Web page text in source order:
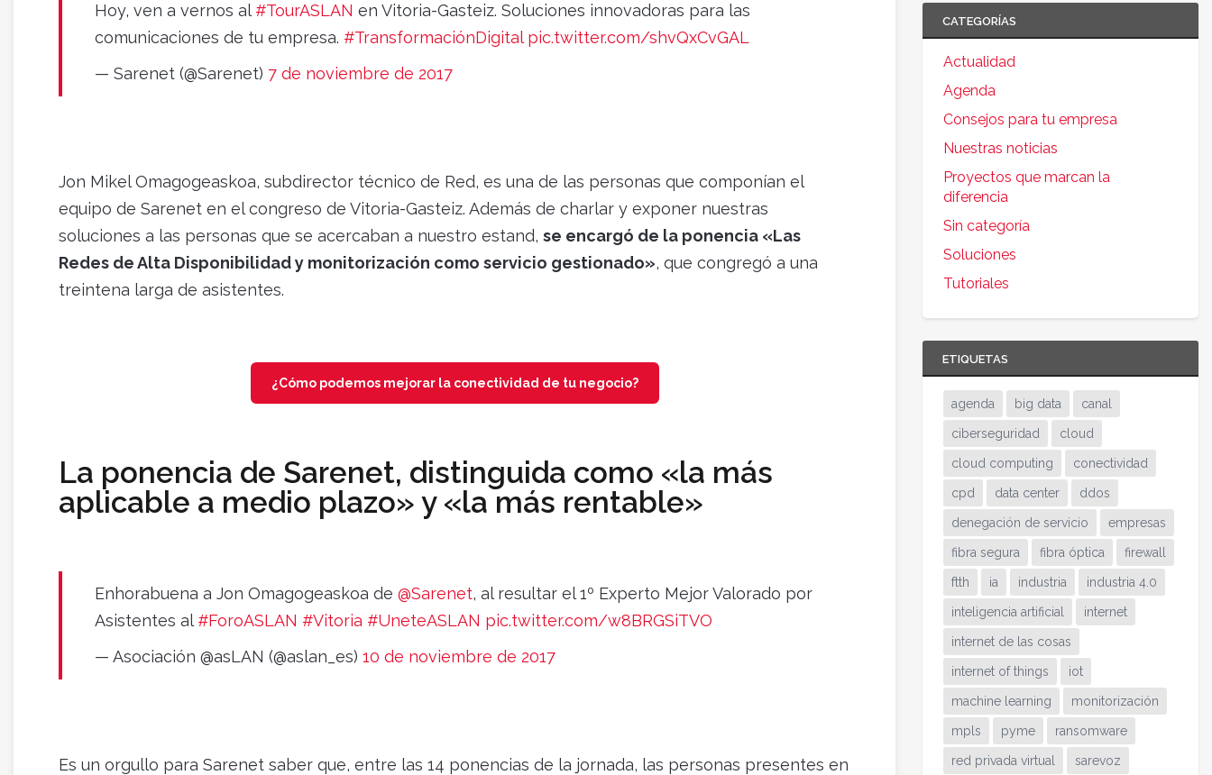
Hoy, ven a vernos al #TourASLAN en Vitoria-Gasteiz. Soluciones innovadoras para las
comunicaciones de tu empresa. #TransformaciónDigital pic.twitter.com/shvQxCvGAL
— Sarenet (@Sarenet) 7 de noviembre de 2017
Jon Mikel Omagogeaskoa, subdirector técnico de Red, es una de las personas que componían el
equipo de Sarenet en el congreso de Vitoria-Gasteiz. Además de charlar y exponer nuestras
soluciones a las personas que se acercaban a nuestro estand, se encargó de la ponencia «Las
Redes de Alta Disponibilidad y monitorización como servicio gestionado», que congregó a una
treintena larga de asistentes.
¿Cómo podemos mejorar la conectividad de tu negocio?
La ponencia de Sarenet, distinguida como «la más
aplicable a medio plazo» y «la más rentable»
Enhorabuena a Jon Omagogeaskoa de @Sarenet, al resultar el 1º Experto Mejor Valorado por
Asistentes al #ForoASLAN #Vitoria #UneteASLAN pic.twitter.com/w8BRGSiTVO
— Asociación @asLAN (@aslan_es) 10 de noviembre de 2017
Es un orgullo para Sarenet saber que, entre las 14 ponencias de la jornada, las personas presentes en
CATEGORÍAS
Actualidad
Agenda
Consejos para tu empresa
Nuestras noticias
Proyectos que marcan la
diferencia
Sin categoría
Soluciones
Tutoriales
ETIQUETAS
agenda big data canal
ciberseguridad cloud
cloud computing conectividad
cpd data center ddos
denegación de servicio empresas
fibra segura fibra óptica firewall
ftth ia industria industria 4.0
inteligencia artificial internet
internet de las cosas
internet of things iot
machine learning monitorización
mpls pyme ransomware
red privada virtual sarevoz